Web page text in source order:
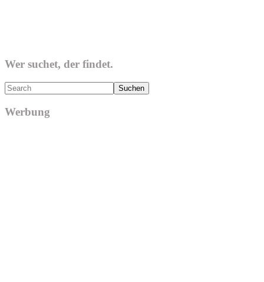
Wer suchet, der findet.
Search
Werbung